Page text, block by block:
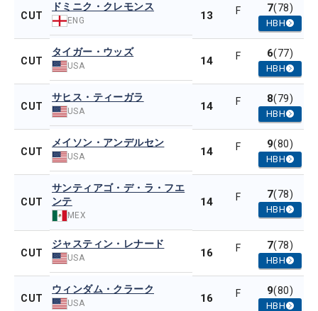
CUT
ドミニク・クレモンス
ENG 13 F 7(78)
HBH
CUT
タイガー・ウッズ
USA 14 F 6(77)
HBH
CUT
サヒス・ティーガラ
USA 14 F 8(79)
HBH
CUT
メイソン・アンデルセン
USA 14 F 9(80)
HBH
CUT
サンティアゴ・デ・ラ・フエ
ンテ
MEX
14 F 7(78)
HBH
CUT
ジャスティン・レナード
USA 16 F 7(78)
HBH
CUT
ウィンダム・クラーク
USA 16 F 9(80)
HBH